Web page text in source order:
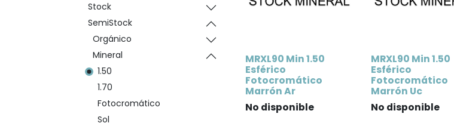
Stock
SemiStock
Orgánico
Mineral
1.50
1.70
Fotocromático
Sol
MRXL90 Min 1.50
Esférico
Fotocromático
Marrón Ar
No disponible
MRXL90 Min 1.50
Esférico
Fotocromático
Marrón Uc
No disponible